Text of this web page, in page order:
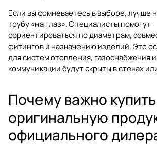
Если вы сомневаетесь в выборе, лучше
трубу «на глаз». Специалисты помогут
сориентироваться по диаметрам,
фитингов и назначению изделий. Это
для систем отопления, газоснабжения
коммуникации будут скрыты в стенах
Почему важно купить
оригинальную
официального